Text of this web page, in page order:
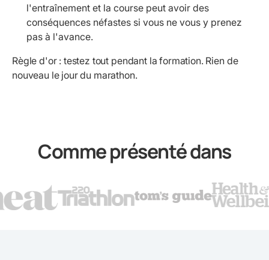
l'entraînement et la course peut avoir des
conséquences néfastes si vous ne vous y prenez
pas à l'avance.
Règle d'or : testez tout pendant la formation. Rien de
nouveau le jour du marathon.
Comme présenté dans